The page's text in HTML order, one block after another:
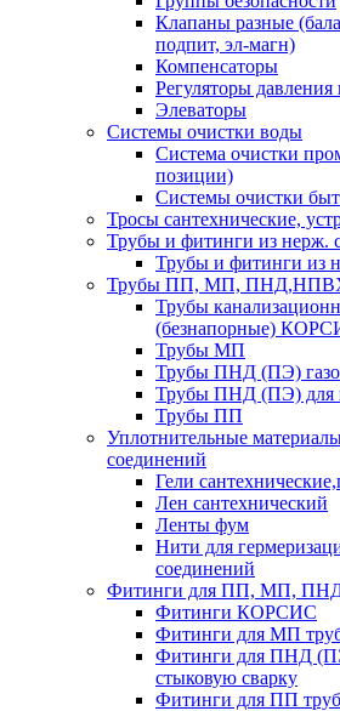
Клапаны разные
подпит, эл-магн)
Компенсаторы
Регуляторы
Элеваторы
Системы очистки воды
Система очистки
позиции)
Системы очистки
Тросы сантехнические,
Трубы и фитинги из нерж.
Трубы и фитинги из
Трубы ПП, МП,
Трубы
(безнапорные)
Трубы МП
Трубы ПНД (ПЭ)
Трубы ПНД (ПЭ) для
Трубы ПП
Уплотнительные
соединений
Гели
Лен сантехнический
Ленты фум
Нити для
соединений
Фитинги для ПП, МП, ПНД
Фитинги КОРСИС
Фитинги для МП
Фитинги для ПНД
стыковую сварку
Фитинги для ПП